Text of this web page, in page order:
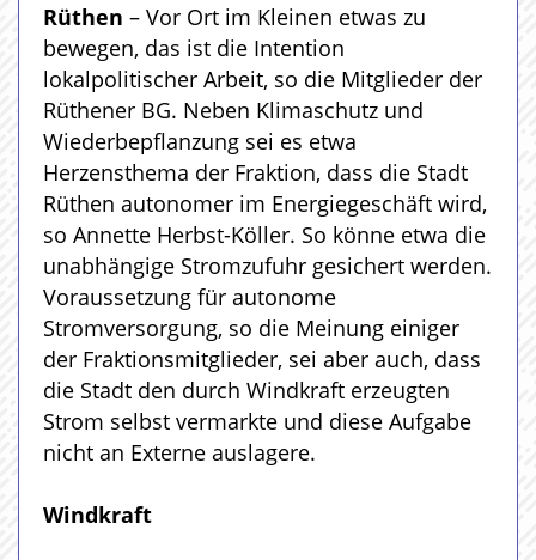
Rüthen – Vor Ort im Kleinen etwas zu
bewegen, das ist die Intention
lokalpolitischer Arbeit, so die Mitglieder der
Rüthener BG. Neben Klimaschutz und
Wiederbepflanzung sei es etwa
Herzensthema der Fraktion, dass die Stadt
Rüthen autonomer im Energiegeschäft wird,
so Annette Herbst-Köller. So könne etwa die
unabhängige Stromzufuhr gesichert werden.
Voraussetzung für autonome
Stromversorgung, so die Meinung einiger
der Fraktionsmitglieder, sei aber auch, dass
die Stadt den durch Windkraft erzeugten
Strom selbst vermarkte und diese Aufgabe
nicht an Externe auslagere.
Windkraft